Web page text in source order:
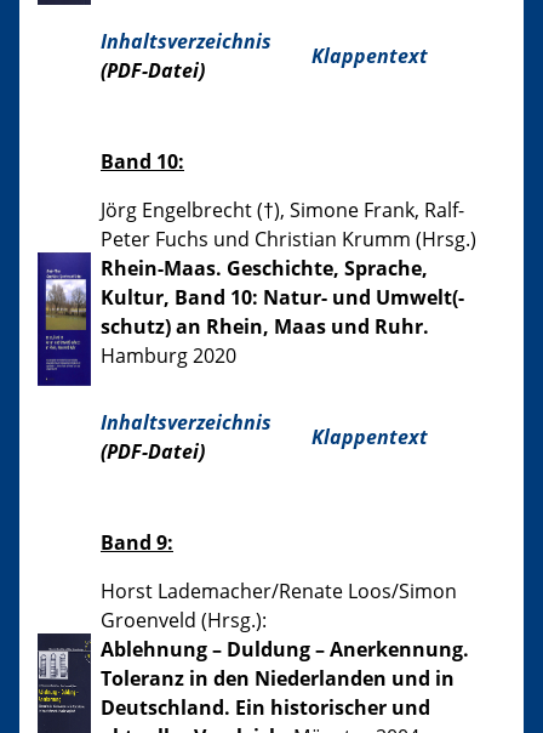
Inhaltsverzeichnis
(PDF-Datei)
Klappentext
Band 10:
Jörg Engelbrecht (†), Simone Frank, Ralf-
Peter Fuchs und Christian Krumm (Hrsg.)
Rhein-Maas. Geschichte, Sprache,
Kultur, Band 10: Natur- und Umwelt(-
schutz) an Rhein, Maas und Ruhr.
Hamburg 2020
Inhaltsverzeichnis
(PDF-Datei)
Klappentext
Band 9:
Horst Lademacher/Renate Loos/Simon
Groenveld (Hrsg.):
Ablehnung – Duldung – Anerkennung.
Toleranz in den Niederlanden und in
Deutschland. Ein historischer und